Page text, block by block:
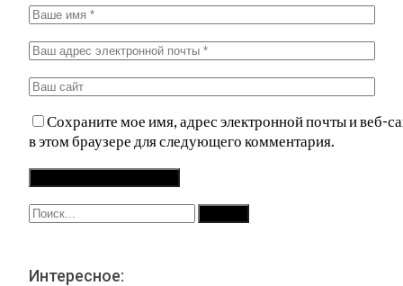
Сохраните мое имя, адрес электронной почты и веб-
в этом браузере для следующего комментария.
Интересное: